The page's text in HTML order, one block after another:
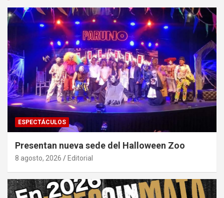
ESPECTÁCULOS
Presentan nueva sede del Halloween Zoo
8 agosto, 2026 Editorial